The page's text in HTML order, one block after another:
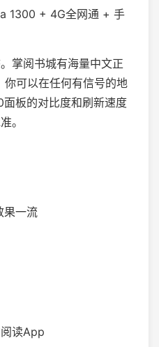
1300 + 4G全网通 + 手
掌阅书城有海量中文正
可以在任何有信号的地
板的对比度和刷新速度
。
果一流
读App